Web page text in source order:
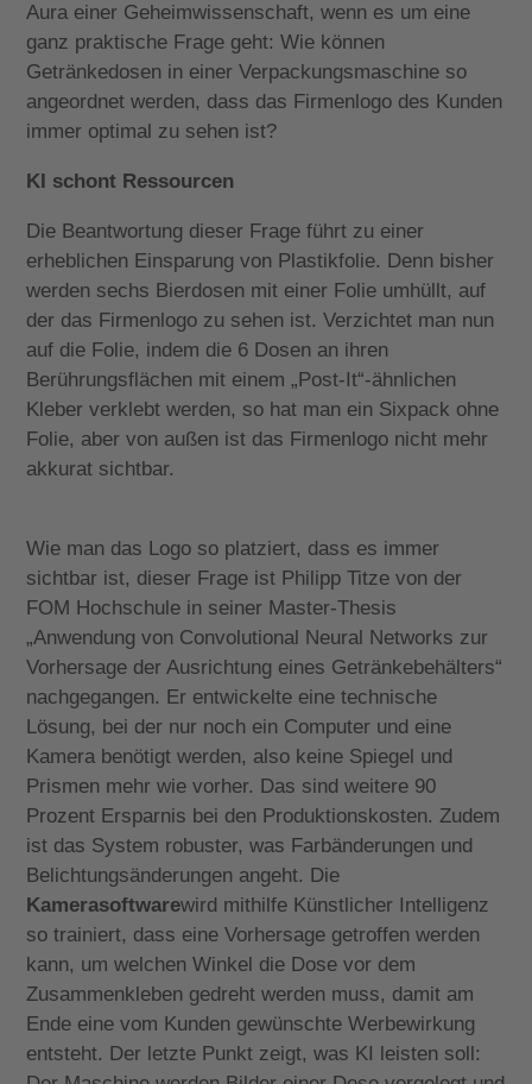
Aura einer Geheimwissenschaft, wenn es um eine
ganz praktische Frage geht: Wie können
Getränkedosen in einer Verpackungsmaschine so
angeordnet werden, dass das Firmenlogo des Kunden
immer optimal zu sehen ist?
KI schont Ressourcen
Die Beantwortung dieser Frage führt zu einer
erheblichen Einsparung von Plastikfolie. Denn bisher
werden sechs Bierdosen mit einer Folie umhüllt, auf
der das Firmenlogo zu sehen ist. Verzichtet man nun
auf die Folie, indem die 6 Dosen an ihren
Berührungsflächen mit einem „Post-It“-ähnlichen
Kleber verklebt werden, so hat man ein Sixpack ohne
Folie, aber von außen ist das Firmenlogo nicht mehr
akkurat sichtbar.
Wie man das Logo so platziert, dass es immer
sichtbar ist, dieser Frage ist Philipp Titze von der
FOM Hochschule in seiner Master-Thesis
„Anwendung von Convolutional Neural Networks zur
Vorhersage der Ausrichtung eines Getränkebehälters“
nachgegangen. Er entwickelte eine technische
Lösung, bei der nur noch ein Computer und eine
Kamera benötigt werden, also keine Spiegel und
Prismen mehr wie vorher. Das sind weitere 90
Prozent Ersparnis bei den Produktionskosten. Zudem
ist das System robuster, was Farbänderungen und
Belichtungsänderungen angeht. Die
Kamerasoftwarewird mithilfe Künstlicher Intelligenz
so trainiert, dass eine Vorhersage getroffen werden
kann, um welchen Winkel die Dose vor dem
Zusammenkleben gedreht werden muss, damit am
Ende eine vom Kunden gewünschte Werbewirkung
entsteht. Der letzte Punkt zeigt, was KI leisten soll: